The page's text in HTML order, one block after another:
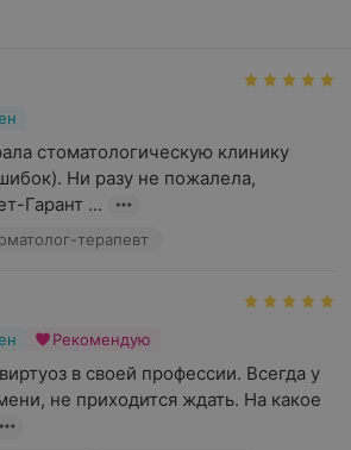
стоматологическую клинику
Ни разу не пожалела,
Гарант ...
терапевт
Рекомендую
в своей профессии. Всегда у
не приходится ждать. На какое